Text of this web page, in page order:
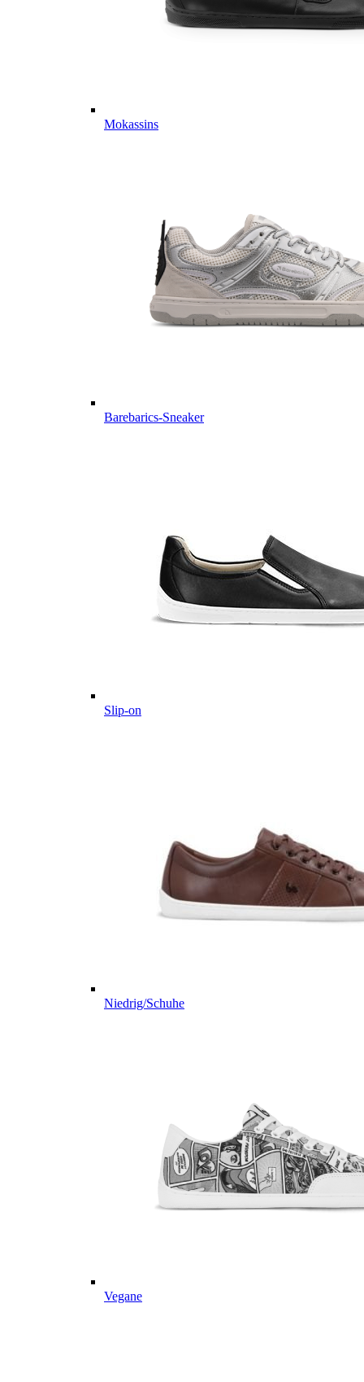
Mokassins
Barebarics-Sneaker
Slip-on
Niedrig/Schuhe
Vegane